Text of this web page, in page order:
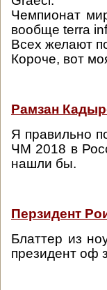
Чемпионат
вообще terra
Всех желают
Короче, вот
Рамзан
Я правильно
ЧМ 2018 в
нашли бы.
Перзидент
Блаттер из
президент оф